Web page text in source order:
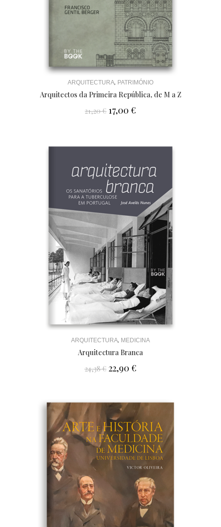
ARQUITECTURA, PATRIMÓNIO
Arquitectos da Primeira República, de M a Z
21,20€ 17,00 €
ARQUITECTURA, MEDICINA
Arquitectura Branca
24,38€ 22,90 €